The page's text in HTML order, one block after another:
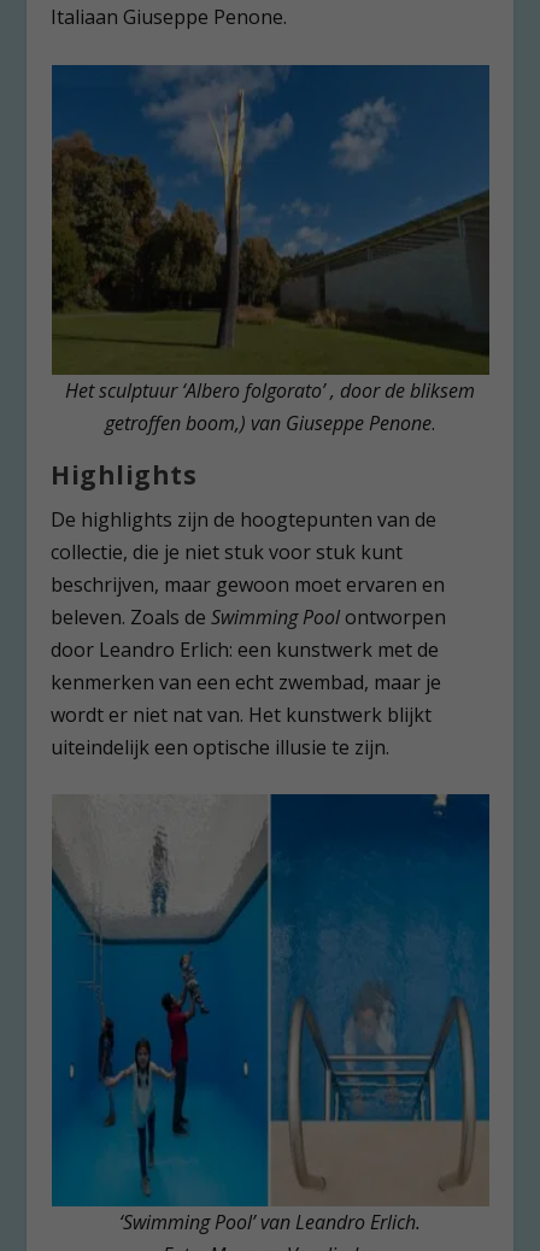
Italiaan Giuseppe Penone.
Het sculptuur ‘Albero folgorato’ , door de bliksem
getroffen boom,) van Giuseppe Penone.
Highlights
De highlights zijn de hoogtepunten van de
collectie, die je niet stuk voor stuk kunt
beschrijven, maar gewoon moet ervaren en
beleven. Zoals deSwimming Pool ontworpen
door Leandro Erlich: een kunstwerk met de
kenmerken van een echt zwembad, maar je
wordt er niet nat van. Het kunstwerk blijkt
uiteindelijk een optische illusie te zijn.
‘Swimming Pool’ van Leandro Erlich.